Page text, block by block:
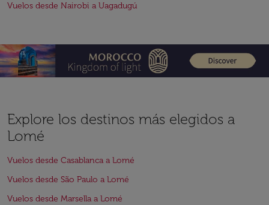
Vuelos desde Nairobi a Uagadugú
Explore los destinos más elegidos a
Lomé
Vuelos desde Casablanca a Lomé
Vuelos desde São Paulo a Lomé
Vuelos desde Marsella a Lomé